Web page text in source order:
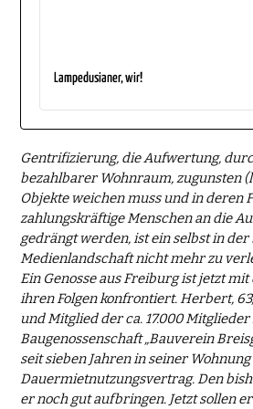
Lampedusianer, wir!
Gentrifizierung, die Aufwertung,
bezahlbarer Wohnraum, zugunsten
Objekte weichen muss und in deren
zahlungskräftige Menschen an die
gedrängt werden, ist ein selbst in
Medienlandschaft nicht mehr zu
Ein Genosse aus Freiburg ist jetzt
ihren Folgen konfrontiert. Herbert,
und Mitglied der ca. 17.000
Baugenossenschaft „Bauverein
seit sieben Jahren in seiner
Dauermietnutzungsvertrag. Den
er noch gut aufbringen. Jetzt sollen